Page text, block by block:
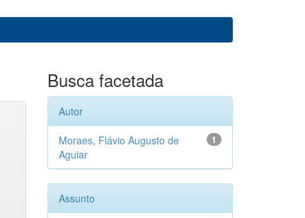
Busca facetada
Autor
1
Moraes, Flávio Augusto de
Aguiar
Assunto